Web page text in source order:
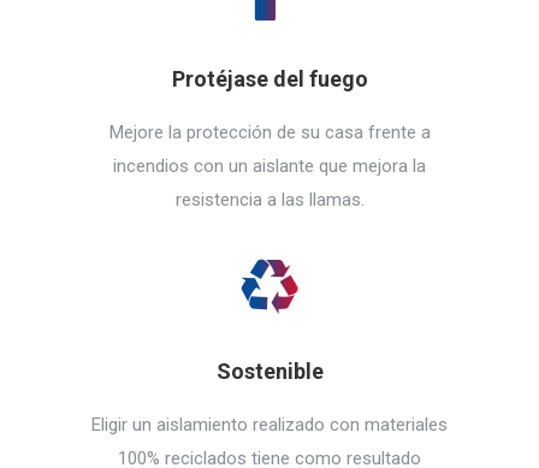
Protéjase del fuego
Mejore la protección de su casa frente a
incendios con un aislante que mejora la
resistencia a las llamas.
Sostenible
Eligir un aislamiento realizado con materiales
100% reciclados tiene como resultado